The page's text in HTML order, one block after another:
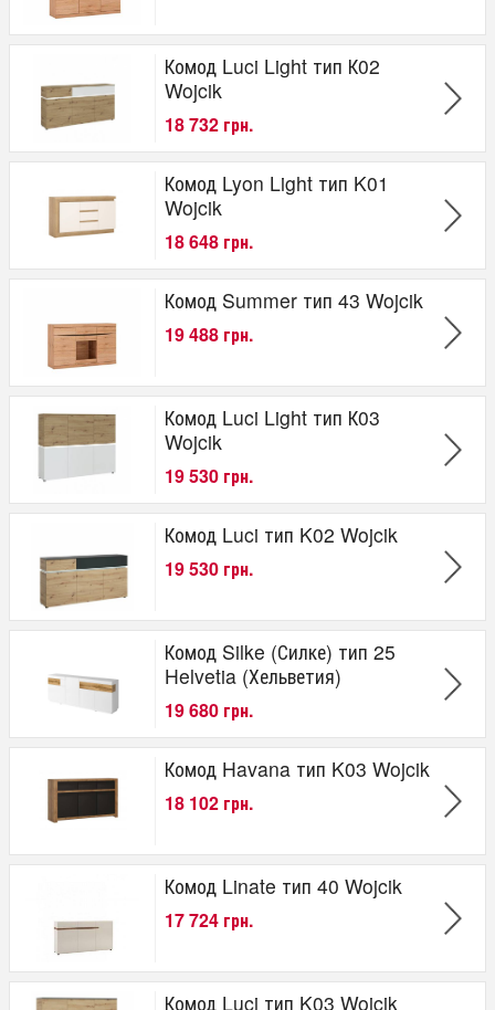
Комод Luci Light тип К02
Wojcik
18 732 грн.
Комод Lyon Light тип K01
Wojcik
18 648 грн.
Комод Summer тип 43 Wojcik
19 488 грн.
Комод Luci Light тип К03
Wojcik
19 530 грн.
Комод Luci тип K02 Wojcik
19 530 грн.
Комод Silke (Силке) тип 25
Helvetia (Хельветия)
19 680 грн.
Комод Havana тип K03 Wojcik
18 102 грн.
Комод Linate тип 40 Wojcik
17 724 грн.
Комод Luci тип K03 Wojcik